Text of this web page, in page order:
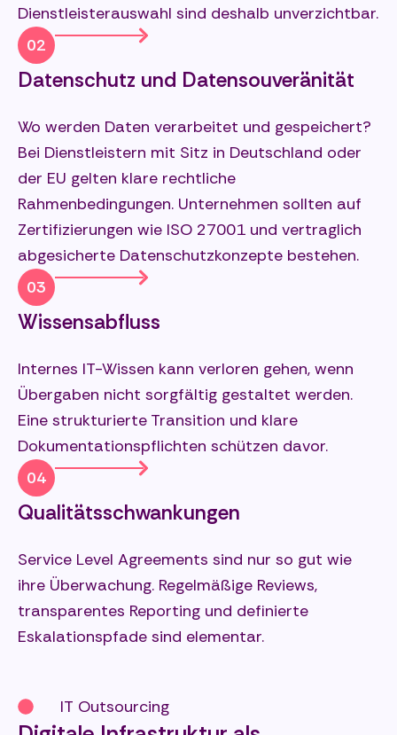
Dienstleisterauswahl sind deshalb unverzichtbar.
02
Datenschutz und Datensouveränität
Wo werden Daten verarbeitet und gespeichert?
Bei Dienstleistern mit Sitz in Deutschland oder
der EU gelten klare rechtliche
Rahmenbedingungen. Unternehmen sollten auf
Zertifizierungen wie ISO 27001 und vertraglich
abgesicherte Datenschutzkonzepte bestehen.
03
Wissensabfluss
Internes IT-Wissen kann verloren gehen, wenn
Übergaben nicht sorgfältig gestaltet werden.
Eine strukturierte Transition und klare
Dokumentationspflichten schützen davor.
04
Qualitätsschwankungen
Service Level Agreements sind nur so gut wie
ihre Überwachung. Regelmäßige Reviews,
transparentes Reporting und definierte
Eskalationspfade sind elementar.
IT Outsourcing